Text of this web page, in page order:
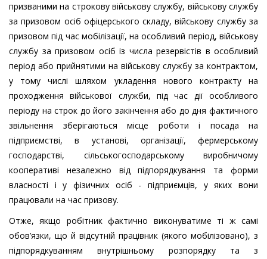
призваними на строкову військову службу, військову службу
за призовом осіб офіцерського складу, військову службу за
призовом під час мобілізації, на особливий період, військову
службу за призовом осіб із числа резервістів в особливий
період або прийнятими на військову службу за контрактом,
у тому числі шляхом укладення нового контракту на
проходження військової служби, під час дії особливого
періоду на строк до його закінчення або до дня фактичного
звільнення зберігаються місце роботи і посада на
підприємстві, в установі, організації, фермерському
господарстві, сільськогосподарському виробничому
кооперативі незалежно від підпорядкування та форми
власності і у фізичних осіб - підприємців, у яких вони
працювали на час призову.
Отже, якщо робітник фактично виконуватиме ті ж самі
обов’язки, що й відсутній працівник (якого мобілізовано), з
підпорядкуванням внутрішньому розпорядку та з